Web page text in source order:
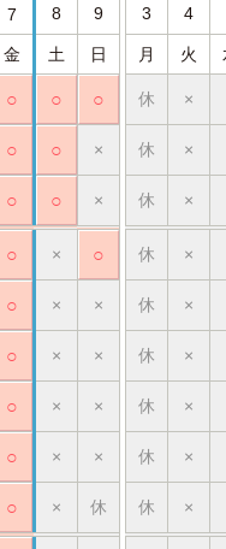
7 8 9 3 4
金 土 日 月 火
○ ○ ○ 休 ×
○ ○ × 休 ×
○ ○ × 休 ×
○ × ○ 休 ×
○ × × 休 ×
○ × × 休 ×
○ × × 休 ×
○ × × 休 ×
○ × 休 休 ×